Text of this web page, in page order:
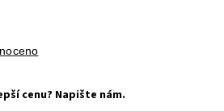
cenu? Napište nám.